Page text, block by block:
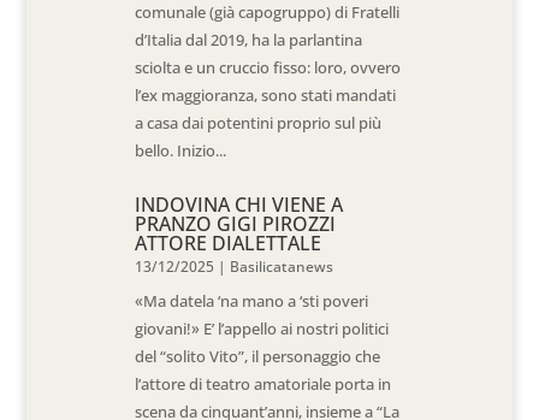
comunale (già capogruppo) di Fratelli
d’Italia dal 2019, ha la parlantina
sciolta e un cruccio fisso: loro, ovvero
l’ex maggioranza, sono stati mandati
a casa dai potentini proprio sul più
bello. Inizio...
INDOVINA CHI VIENE A
PRANZO GIGI PIROZZI
ATTORE DIALETTALE
13/12/2025 | Basilicatanews
«Ma datela ‘na mano a ‘sti poveri
giovani!» E’ l’appello ai nostri politici
del “solito Vito”, il personaggio che
l’attore di teatro amatoriale porta in
scena da cinquant’anni, insieme a “La